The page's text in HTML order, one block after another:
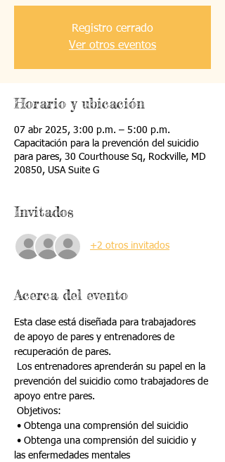
Registro cerrado
Ver otros eventos
Horario y ubicación
07 abr 2025, 3:00 p.m. – 5:00 p.m.
Capacitación para la prevención del suicidio
para pares, 30 Courthouse Sq, Rockville, MD
20850, USA Suite G
Invitados
+2 otros invitados
Acerca del evento
Esta clase está diseñada para trabajadores
de apoyo de pares y entrenadores de
recuperación de pares.
prevención del suicidio como trabajadores de
apoyo entre pares.
Objetivos:
• Obtenga una comprensión del suicidio
las enfermedades mentales